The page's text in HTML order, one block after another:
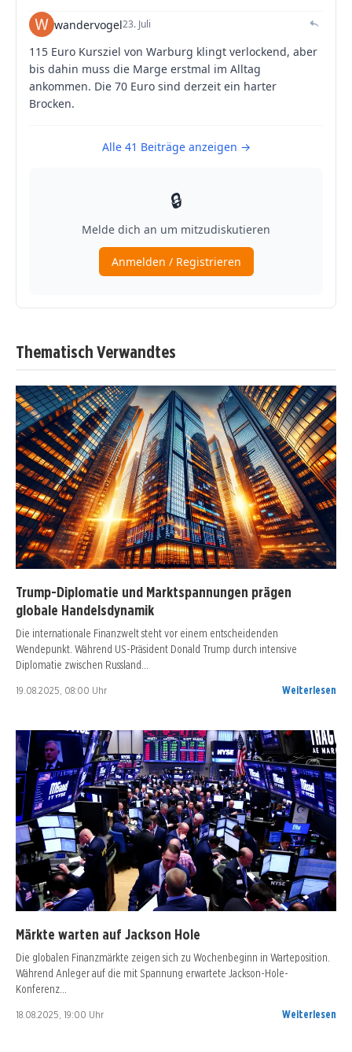
Thematisch Verwandtes
Trump-Diplomatie und Marktspannungen prägen
globale Handelsdynamik
Die internationale Finanzwelt steht vor einem entscheidenden
Wendepunkt. Während US-Präsident Donald Trump durch intensive
Diplomatie zwischen Russland…
19.08.2025, 08:00 Uhr Weiterlesen
Märkte warten auf Jackson Hole
Die globalen Finanzmärkte zeigen sich zu Wochenbeginn in Warteposition.
Während Anleger auf die mit Spannung erwartete Jackson-Hole-
Konferenz…
18.08.2025, 19:00 Uhr Weiterlesen